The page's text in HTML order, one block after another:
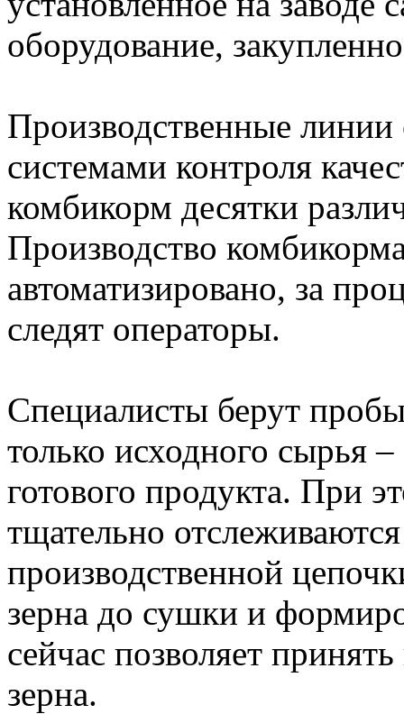
оборудование,
Производственные
системами контроля
комбикорм десятки
Производство
автоматизировано, за
следят операторы.
Специалисты берут
только исходного сырья
готового продукта. При
тщательно
производственной
зерна до сушки и
сейчас позволяет
зерна.